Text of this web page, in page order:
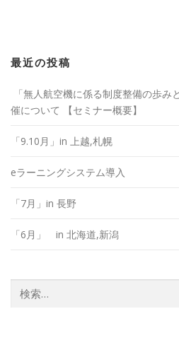
最近の投稿
「無人航空機に係る制度整備の歩み
催について 【セミナー概要】
「9.10月」in 上越,札幌
eラーニングシステム導入
「7月」in 長野
「6月」 in 北海道,新潟
索: